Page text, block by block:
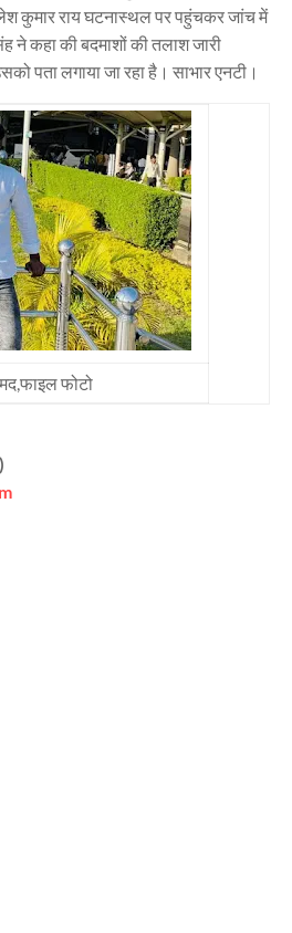
कुमार राय घटनास्थल पर पहुंचकर जांच में
ने कहा की बदमाशों की तलाश जारी
पता लगाया जा रहा है। साभार एनटी।
फोटो